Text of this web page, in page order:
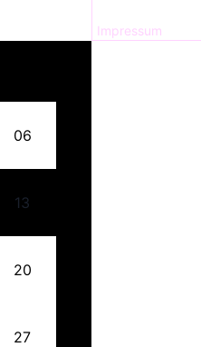
06
13
20
27
Impressum